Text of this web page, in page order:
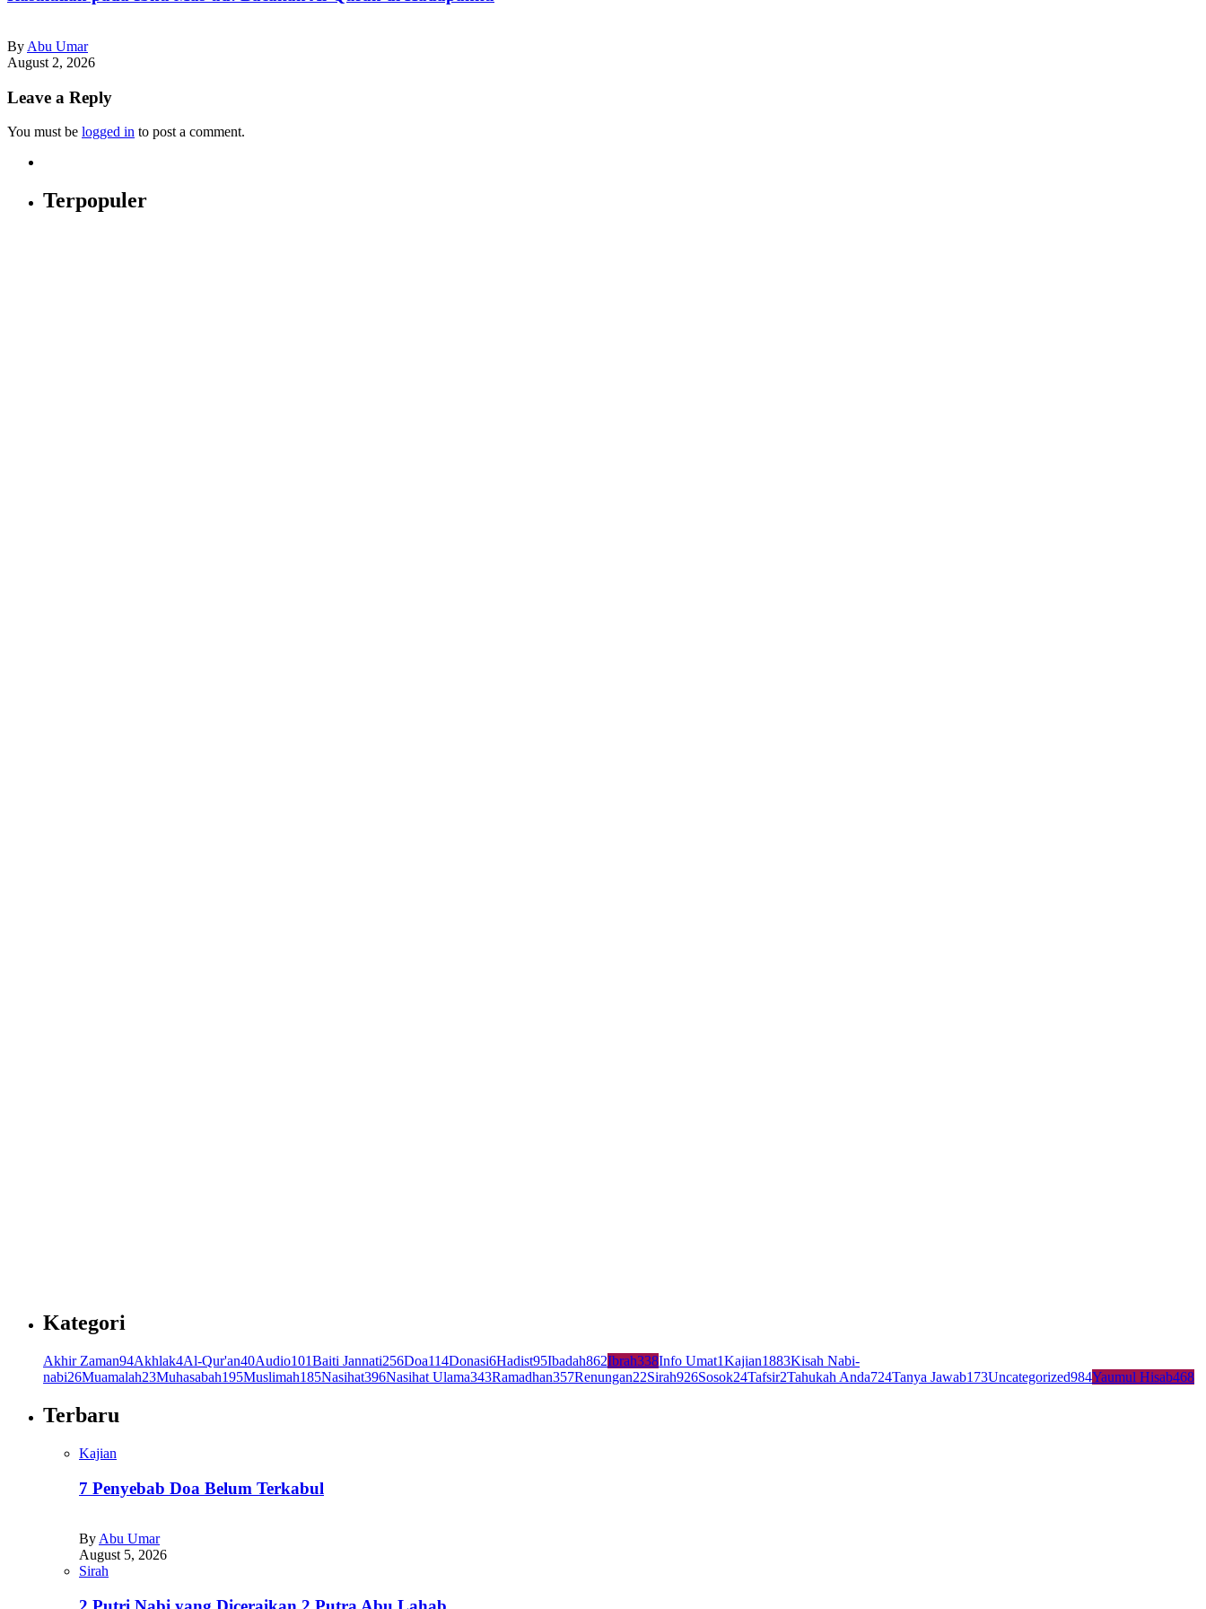
By Abu Umar
August 2, 2026
Leave a Reply
You must be logged in to post a comment.
Terpopuler
Kategori
Akhir Zaman94Akhlak4Al-Qur'an40Audio101Baiti Jannati256Doa114Donasi6Hadist95Ibadah862Ibrah338Info Umat1Kajian1883Kisah Nabi-
nabi26Muamalah23Muhasabah195Muslimah185Nasihat396Nasihat Ulama343Ramadhan357Renungan22Sirah926Sosok24Tafsir2Tahukah Anda724Tanya Jawab173Uncategorized984Yaumul Hisab468
Terbaru
Kajian
7 Penyebab Doa Belum Terkabul
By Abu Umar
August 5, 2026
Sirah